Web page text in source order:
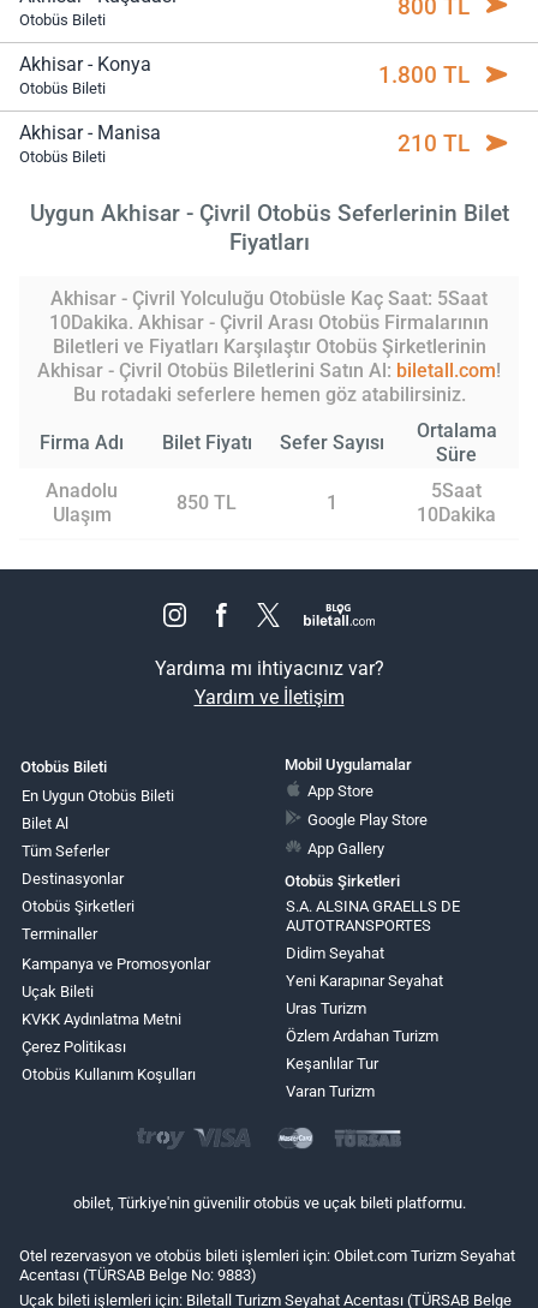
Otobüs Bileti 800 TL
Akhisar - Konya
Otobüs Bileti 1.800 TL
Akhisar - Manisa
Otobüs Bileti 210 TL
Uygun Akhisar - Çivril Otobüs Seferlerinin Bilet
Fiyatları
Akhisar - Çivril Yolculuğu Otobüsle Kaç Saat: 5Saat
10Dakika. Akhisar - Çivril Arası Otobüs Firmalarının
Biletleri ve Fiyatları Karşılaştır Otobüs Şirketlerinin
Akhisar - Çivril Otobüs Biletlerini Satın Al: biletall.com!
Bu rotadaki seferlere hemen göz atabilirsiniz.
Firma Adı Bilet Fiyatı Sefer Sayısı
Ortalama
Süre
Anadolu
Ulaşım
850 TL 1
5Saat
10Dakika
Yardıma mı ihtiyacınız var?
Yardım ve İletişim
Otobüs Bileti
En Uygun Otobüs Bileti
Bilet Al
Tüm Seferler
Destinasyonlar
Otobüs Şirketleri
Terminaller
Kampanya ve Promosyonlar
Uçak Bileti
KVKK Aydınlatma Metni
Çerez Politikası
Otobüs Kullanım Koşulları
Mobil Uygulamalar
App Store
Google Play Store
App Gallery
Otobüs Şirketleri
S.A. ALSINA GRAELLS DE
AUTOTRANSPORTES
Didim Seyahat
Yeni Karapınar Seyahat
Uras Turizm
Özlem Ardahan Turizm
Keşanlılar Tur
Varan Turizm
obilet, Türkiye'nin güvenilir otobüs ve uçak bileti platformu.
Otel rezervasyon ve otobüs bileti işlemleri için: Obilet.com Turizm Seyahat
Acentası (TÜRSAB Belge No: 9883)
Uçak bileti işlemleri için: Biletall Turizm Seyahat Acentası (TÜRSAB Belge